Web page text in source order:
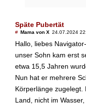
Späte Pubertät
# Mama von X 24.07.2024
Hallo, liebes Navigator-
unser Sohn kam erst
etwa 15,5 Jahren
Nun hat er mehrere
Körperlänge zugelegt.
Land, nicht im